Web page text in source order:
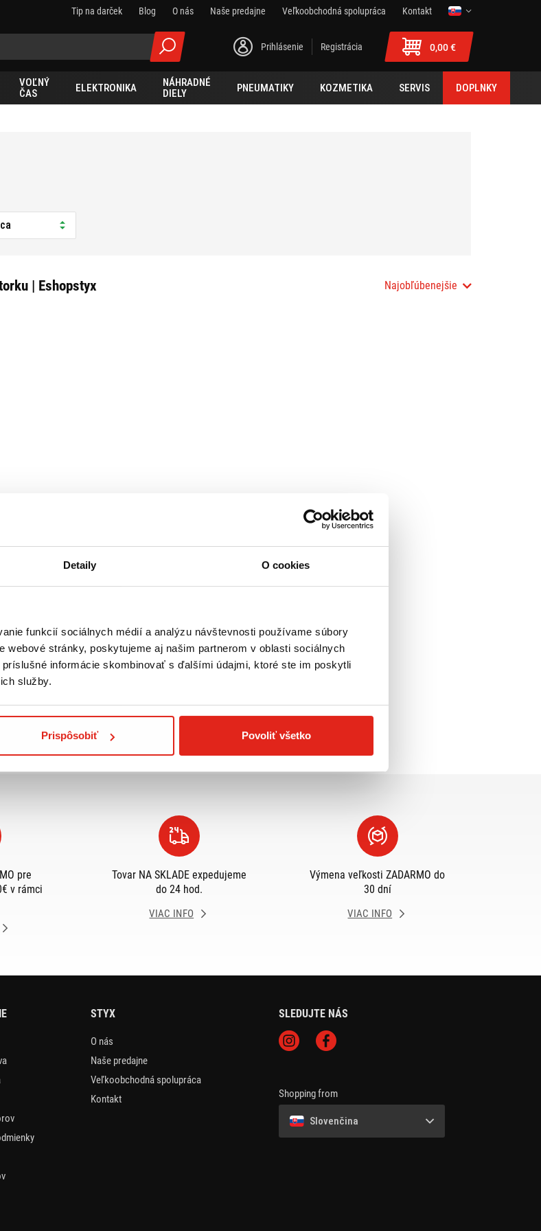
Detaily O cookies
funkcií sociálnych médií a analýzu návštevnosti používame súbory
webové stránky, poskytujeme aj našim partnerom v oblasti sociálnych
informácie skombinovať s ďalšími údajmi, ktoré ste im poskytli
služby.
Prispôsobiť Povoliť všetko
Tip na darček Blog O nás Naše predajne Veľkoobchodná spolupráca
Kontakt
Prihlásenie
Registrácia 0,00 €
VOĽNÝ
ČAS
ELEKTRONIKA
NÁHRADNÉ
DIELY
PNEUMATIKY KOZMETIKA SERVIS DOPLNKY
| Eshopstyx Najobľúbenejšie
Pozreli ste1z1produktov
pre
v rámci
Tovar NA SKLADE expedujeme
do 24 hod.
VIAC INFO
Výmena veľkosti ZADARMO do
30 dní
VIAC INFO
STYX
O nás
Naše predajne
Veľkoobchodná spolupráca
Kontakt
SLEDUJTE NÁS
Shopping from
Slovenčina